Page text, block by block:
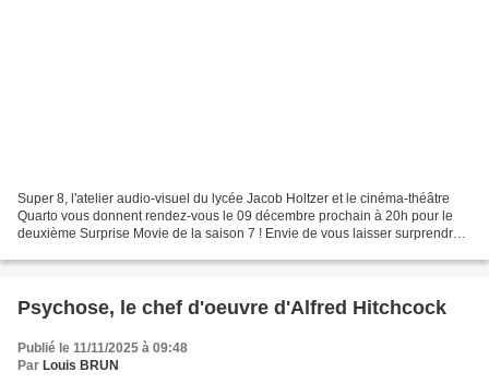
Super 8, l'atelier audio-visuel du lycée Jacob Holtzer et le cinéma-théâtre
Quarto vous donnent rendez-vous le 09 décembre prochain à 20h pour le
deuxième Surprise Movie de la saison 7 ! Envie de vous laisser surprendre
Psychose, le chef d'oeuvre d'Alfred Hitchcock
Publié le 11/11/2025 à 09:48
Par Louis BRUN